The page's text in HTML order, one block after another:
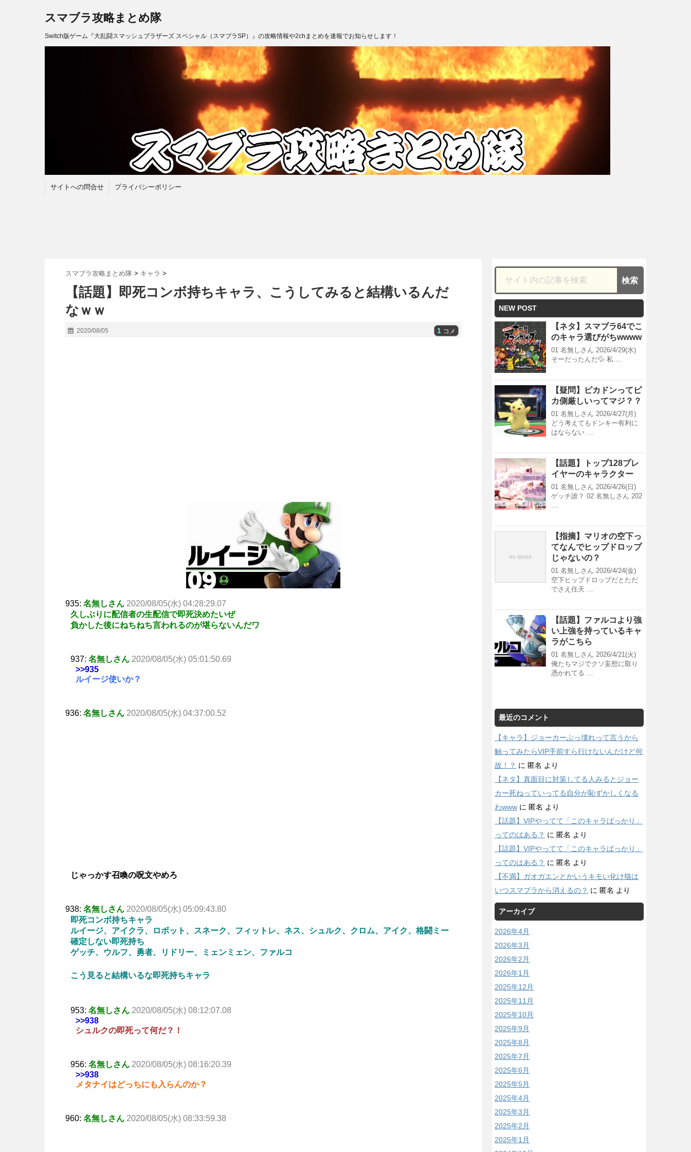
スマブラ攻略まとめ隊
Switch版ゲーム『大乱闘スマッシュブラザーズ スペシャル（スマブラSP）』の攻略情報や2chまとめを速報でお知らせします！
サイトへの問合せ プライバシーポリシー
スマブラ攻略まとめ隊 > キャラ >
【話題】即死コンボ持ちキャラ、こうしてみると結構いるんだ
なｗｗ
2020/08/05 1 コメ
935: 名無しさん 2020/08/05(水) 04:28:29.07
久しぶりに配信者の生配信で即死決めたいぜ
負かした後にねちねち言われるのが堪らないんだワ
937: 名無しさん 2020/08/05(水) 05:01:50.69
>>935
ルイージ使いか？
936: 名無しさん 2020/08/05(水) 04:37:00.52
じゃっかす召喚の呪文やめろ
938: 名無しさん 2020/08/05(水) 05:09:43.80
即死コンボ持ちキャラ
ルイージ、アイクラ、ロボット、スネーク、フィットレ、ネス、シュルク、クロム、アイク、格闘ミー
確定しない即死持ち
ゲッチ、ウルフ、勇者、リドリー、ミェンミェン、ファルコ
こう見ると結構いるな即死持ちキャラ
953: 名無しさん 2020/08/05(水) 08:12:07.08
>>938
シュルクの即死って何だ？！
956: 名無しさん 2020/08/05(水) 08:16:20.39
>>938
メタナイはどっちにも入らんのか？
960: 名無しさん 2020/08/05(水) 08:33:59.38
NEW POST
【ネタ】スマブラ64でこ
のキャラ選びがちwwww
01 名無しさん 2026/4/29(水)
そーだったんだ💦 私 …
【疑問】ピカドンってピ
カ側厳しいってマジ？？
01 名無しさん 2026/4/27(月)
どう考えてもドンキー有利に
はならない …
【話題】トップ128プレ
イヤーのキャラクター
01 名無しさん 2026/4/26(日)
ゲッチ誰？ 02 名無しさん 202
…
【指摘】マリオの空下っ
てなんでヒップドロップ
じゃないの？
01 名無しさん 2026/4/24(金)
空下ヒップドロップだとただ
でさえ任天 …
【話題】ファルコより強
い上強を持っているキャ
ラがこちら
01 名無しさん 2026/4/21(火)
俺たちマジでクソ妄想に取り
憑かれてる …
最近のコメント
【キャラ】ジョーカーぶっ壊れって言うから
触ってみたらVIP手前すら行けないんだけど何
故！？ に 匿名 より
【ネタ】真面目に対策してる人みるとジョー
カー死ねっていってる自分が恥ずかしくなる
わwww に 匿名 より
【話題】VIPやってて「このキャラばっかり」
ってのはある？ に 匿名 より
【話題】VIPやってて「このキャラばっかり」
ってのはある？ に 匿名 より
【不満】ガオガエンとかいうキモい化け猫は
いつスマブラから消えるの？ に 匿名 より
アーカイブ
2026年4月
2026年3月
2026年2月
2026年1月
2025年12月
2025年11月
2025年10月
2025年9月
2025年8月
2025年7月
2025年6月
2025年5月
2025年4月
2025年3月
2025年2月
2025年1月